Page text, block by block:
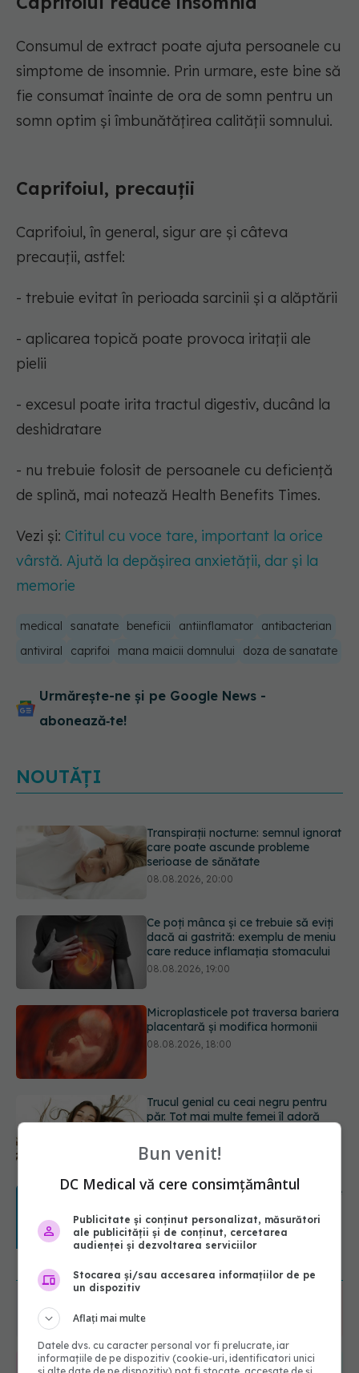
Consumul de extract poate ajuta persoanele cu
simptome de insomnie. Prin urmare, este bine să
fie consumat înainte de ora de somn pentru un
somn optim și îmbunătățirea calității somnului.
Caprifoiul, precauții
Caprifoiul, în general, sigur are și câteva
precauții, astfel:
- trebuie evitat în perioada sarcinii și a alăptării
- aplicarea topică poate provoca iritații ale
pielii
- excesul poate irita tractul digestiv, ducând la
deshidratare
- nu trebuie folosit de persoanele cu deficiență
de splină, mai notează Health Benefits Times.
Vezi și: Cititul cu voce tare, important la orice
vârstă. Ajută la depășirea anxietății, dar și la
memorie
medical sanatate beneficii antiinflamator
antibacterian
antiviral
caprifoi mana maicii domnului doza de sanatate
Urmărește-ne și pe Google News -
abonează‑te!
NOUTĂȚI
Ce poți mânca și ce trebuie să eviți
dacă ai gastrită: exemplu de meniu
care reduce inflamația stomacului
08.08.2026, 19:00
Microplasticele pot traversa bariera
placentară și modifica hormonii
08.08.2026, 18:00
Trucul genial cu ceai negru pentru
păr. Tot mai multe femei îl adoră
08.08.2026, 17:00
Medicamentul folosit de peste 60 de
ani care acționează într-un loc
08.08.2026, 16:00
Transpirații nocturne: semnul ignorat
serioase de sănătate
08.08.2026, 20:00
URMĂREȘTE-NE ȘI PE:
URMĂRITORI
Bun venit!
DC Medical vă cere consimțământul
Publicitate și conținut personalizat, măsurători
ale publicității și de conținut, cercetarea
audienței și dezvoltarea serviciilor
Stocarea și/sau accesarea informațiilor de pe
un dispozitiv
Aflați mai multe
Datele dvs. cu caracter personal vor fi prelucrate, iar
informațiile de pe dispozitiv (cookie-uri, identificatori unici